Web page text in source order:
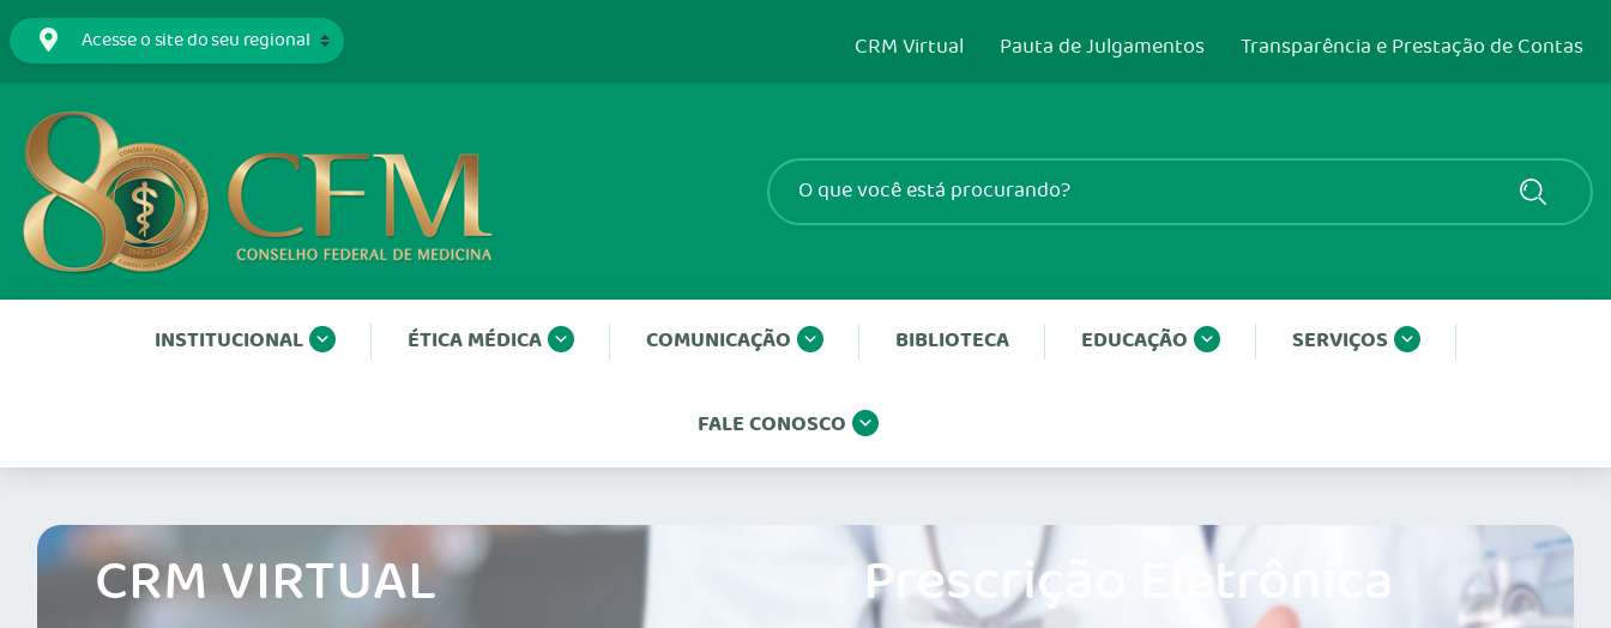
CRM Virtual Pauta de Julgamentos Transparência e Prestação de Contas
INSTITUCIONAL ÉTICA MÉDICA COMUNICAÇÃO BIBLIOTECA EDUCAÇÃO SERVIÇOS
FALE CONOSCO
CRM VIRTUAL Prescrição Eletrônica